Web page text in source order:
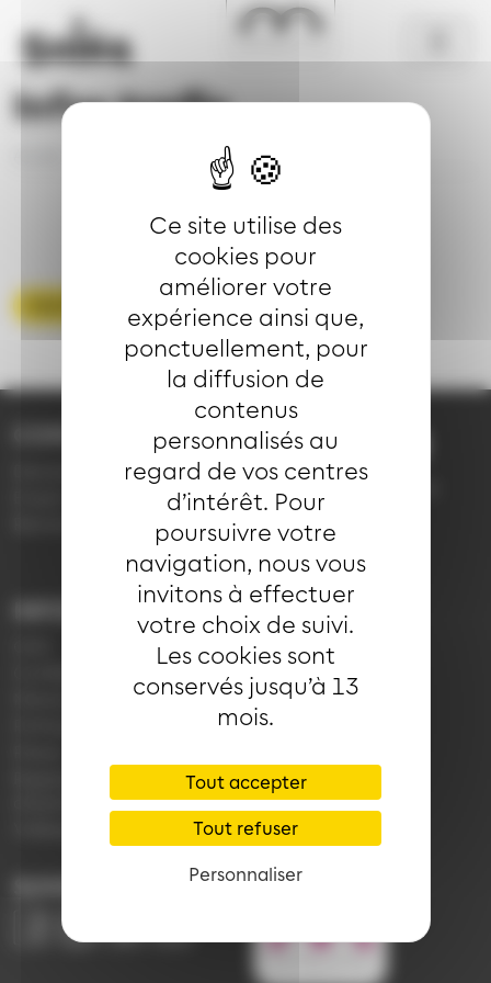
Panneau de gestion des cookies
Ce site utilise des
cookies pour
améliorer votre
expérience ainsi que,
ponctuellement, pour
la diffusion de
contenus
personnalisés au
regard de vos centres
d’intérêt. Pour
poursuivre votre
navigation, nous vous
invitons à effectuer
votre choix de suivi.
Les cookies sont
conservés jusqu’à 13
mois.
Tout accepter
Tout refuser
Personnaliser
Aller au contenu principal
Infos trafic
Infos trafic
Voir toute les infos trafic
Demande d'information
03 89 66 77 77
du lundi au vendredi de
7h30 à 18h00 (en
période scolaire)
INFORMATIONS
Mentions légales
d'exploitation
LIENS
Application Soléa
Payer un PV
Plan du réseau
e-Boutique